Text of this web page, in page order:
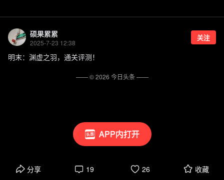
APP内打开
硕果累累
2025-7-23 12:38
关注
明末：渊虚之羽，通关评测！
分享 19 26 收藏
—— ©2026 今日头条——